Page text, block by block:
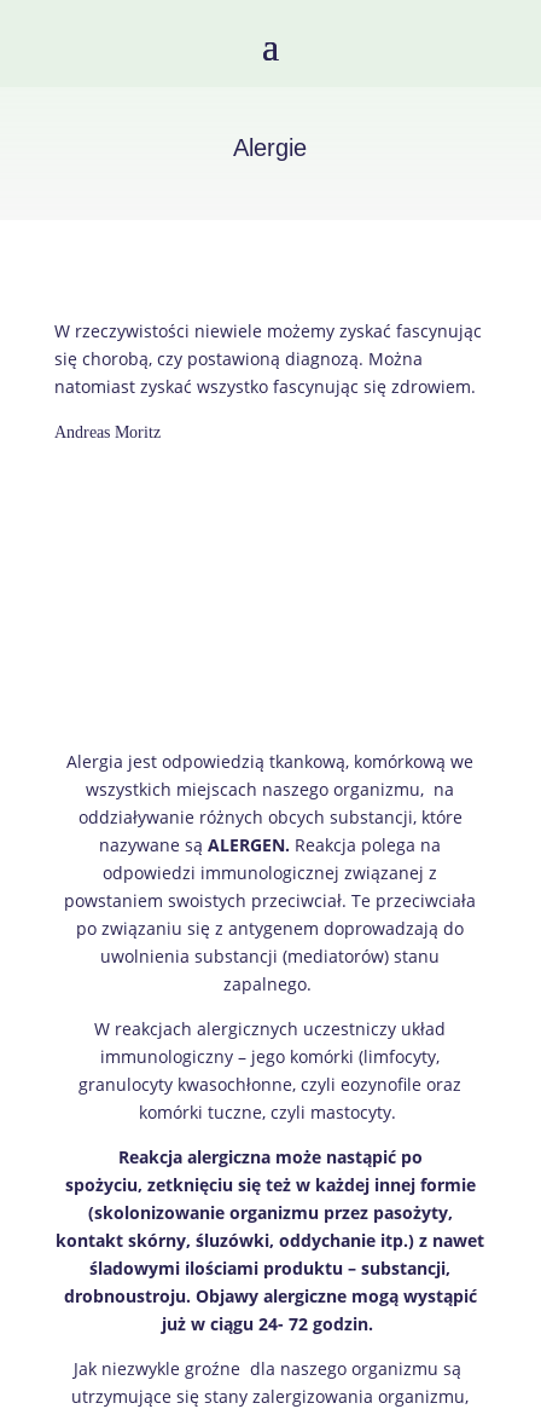
Alergie
W rzeczywistości niewiele możemy zyskać fascynując
się chorobą, czy postawioną diagnozą. Można
natomiast zyskać wszystko fascynując się zdrowiem.
Andreas Moritz
Alergia jest odpowiedzią tkankową, komórkową we
wszystkich miejscach naszego organizmu, na
oddziaływanie różnych obcych substancji, które
nazywane sąALERGEN. Reakcja polega na
odpowiedzi immunologicznej związanej z
powstaniem swoistych przeciwciał. Te przeciwciała
po związaniu się z antygenem doprowadzają do
uwolnienia substancji (mediatorów) stanu
zapalnego.
W reakcjach alergicznych uczestniczy układ
immunologiczny – jego komórki (limfocyty,
granulocyty kwasochłonne, czyli eozynofile oraz
komórki tuczne, czyli mastocyty.
Reakcja alergiczna może nastąpić po
spożyciu, zetknięciu się też w każdej innej formie
(skolonizowanie organizmu przez pasożyty,
kontakt skórny, śluzówki, oddychanie itp.) z nawet
śladowymi ilościami produktu – substancji,
drobnoustroju. Objawy alergiczne mogą wystąpić
już w ciągu 24- 72 godzin.
Jak niezwykle groźne dla naszego organizmu są
utrzymujące się stany zalergizowania organizmu,